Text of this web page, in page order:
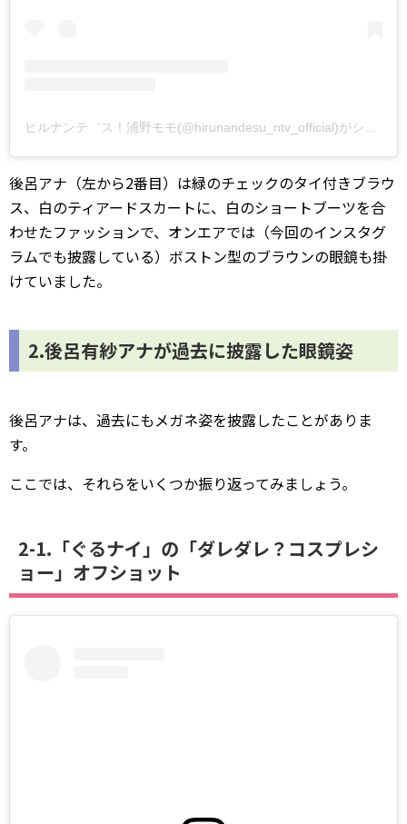
ヒルナンテ゛ス！浦野モモ(@hirunandesu_ntv_official)がシェアした投稿
後呂アナ（左から2番目）は緑のチェックのタイ付きブラウ
ス、白のティアードスカートに、白のショートブーツを合
わせたファッションで、オンエアでは（今回のインスタグ
ラムでも披露している）ボストン型のブラウンの眼鏡も掛
けていました。
2.後呂有紗アナが過去に披露した眼鏡姿
後呂アナは、過去にもメガネ姿を披露したことがありま
す。
ここでは、それらをいくつか振り返ってみましょう。
2-1.「ぐるナイ」の「ダレダレ？コスプレシ
ョー」オフショット